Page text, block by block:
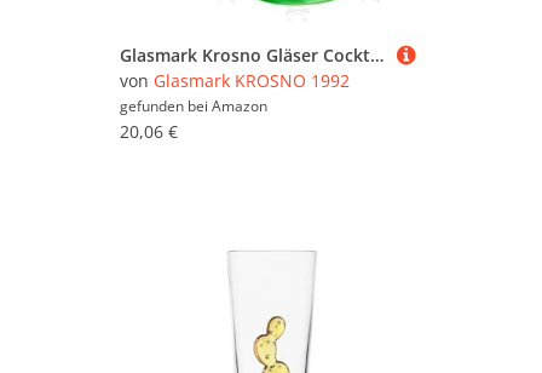
Glasmark Krosno Gläser Cocktailgläser Set Longdrink Cocktail Gin Bier Wasser Longdrinkgläser Cocktailgläser Trinkglas Wasserglas Glas Smoothie Dessert Spülmaschinenfest Grün 4 x 420ml
von Glasmark KROSNO 1992
gefunden bei Amazon
20,06 €